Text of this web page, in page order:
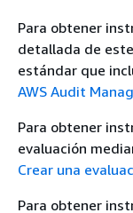
Para obtener
detallada de
estándar que
AWS Audit
Para obtener
evaluación
Crear una
Para obtener